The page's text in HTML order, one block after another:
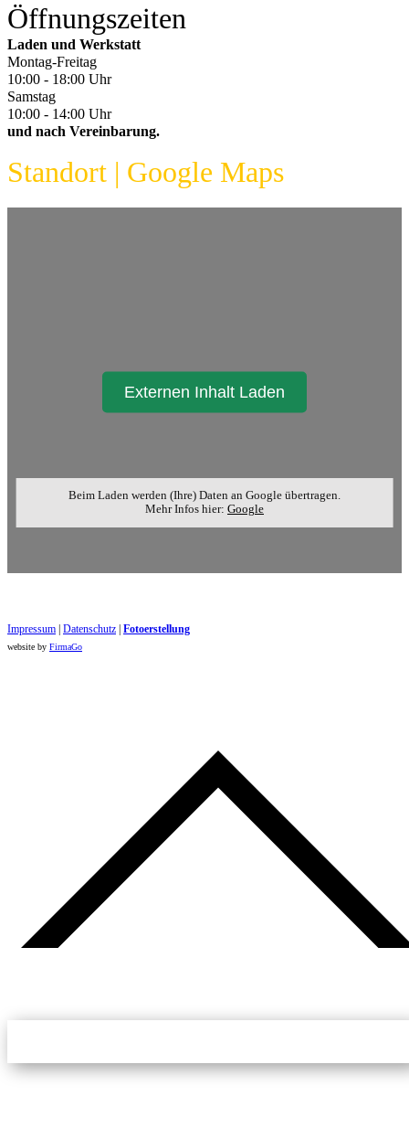
Öffnungszeiten
Laden und Werkstatt
Montag-Freitag
10:00 - 18:00 Uhr
Samstag
10:00 - 14:00 Uhr
und nach Vereinbarung.
Standort | Google Maps
Externen Inhalt Laden
Beim Laden werden (Ihre) Daten an Google übertragen.
Mehr Infos hier: Google
Impressum | Datenschutz | Foto​erstellung
website by FirmaGo